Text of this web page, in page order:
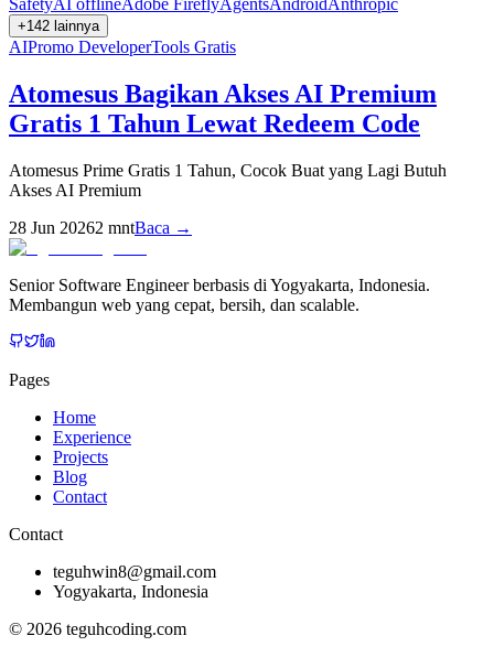
+142 lainnya
AIPromo DeveloperTools Gratis
Atomesus Bagikan Akses AI Premium
Gratis 1 Tahun Lewat Redeem Code
Atomesus Prime Gratis 1 Tahun, Cocok Buat yang Lagi Butuh
Akses AI Premium
28 Jun 20262 mntBaca →
Senior Software Engineer berbasis di Yogyakarta, Indonesia.
Membangun web yang cepat, bersih, dan scalable.
Pages
Home
Experience
Projects
Blog
Contact
Contact
teguhwin8@gmail.com
Yogyakarta, Indonesia
© 2026 teguhcoding.com